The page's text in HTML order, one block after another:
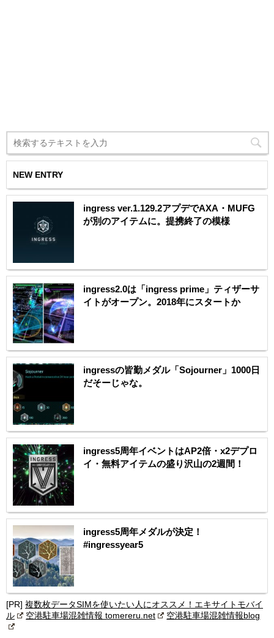
NEW ENTRY
ingress ver.1.129.2アプデでAXA・MUFG
が別のアイテムに。提携終了の模様
ingress2.0は「ingress prime」ティザーサ
イトがオープン。2018年にスタートか
ingressの皆勤メダル「Sojourner」1000日
だそーじゃな。
ingress5周年イベントはAP2倍・x2デプロ
イ・無料アイテムの盛り沢山の2週間！
ingress5周年メダルが決定！
#ingressyear5
[PR] 複数枚データSIMを使いたい人にオススメ！エキサイトモバイ
ル
空港駐車場混雑情報 tomereru.net 空港駐車場混雑情報blog